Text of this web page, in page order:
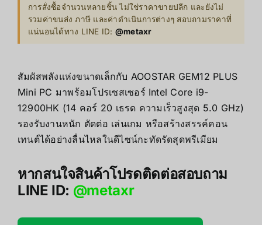
การสั่งซื้อจำนวนหลายชิ้น ไม่ใช่ราคาขายปลีก และยังไม่
รวมค่าขนส่ง ภาษี และค่าดำเนินการต่างๆ สอบถามราคาที่
แน่นอนได้ทาง LINE ID: @metaxr
สัมผัสพลังแห่งขนาดเล็กกับ AOOSTAR GEM12 PLUS
Mini PC มาพร้อมโปรเซสเซอร์ Intel Core i9-
12900HK (14 คอร์ 20 เธรด ความเร็วสูงสุด 5.0 GHz)
รองรับงานหนัก ตัดต่อ เล่นเกม หรือสร้างสรรค์คอน
เทนต์ได้อย่างลื่นไหลในดีไซน์กะทัดรัดสุดพรีเมียม
หากสนใจสินค้าโปรดติดต่อสอบถาม
LINE ID: @metaxr